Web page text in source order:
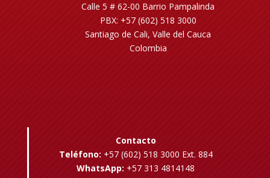
Calle 5 # 62-00 Barrio Pampalinda
PBX: +57 (602) 518 3000
Santiago de Cali, Valle del Cauca
Colombia
Contacto
Teléfono: +57 (602) 518 3000 Ext. 884
WhatsApp: +57 313 4814148